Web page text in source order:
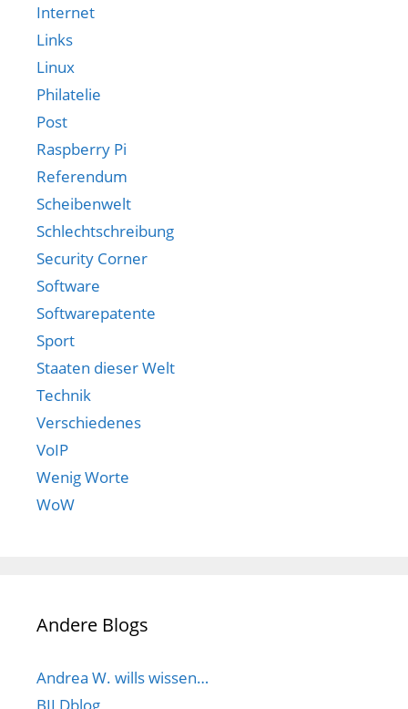
Internet
Links
Linux
Philatelie
Post
Raspberry Pi
Referendum
Scheibenwelt
Schlechtschreibung
Security Corner
Software
Softwarepatente
Sport
Staaten dieser Welt
Technik
Verschiedenes
VoIP
Wenig Worte
WoW
Andere Blogs
Andrea W. wills wissen…